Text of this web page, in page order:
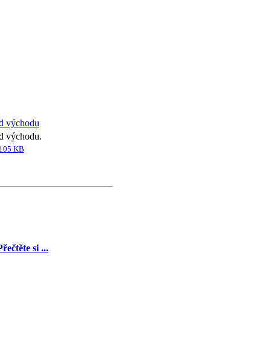
východu.
105 KB
si ...